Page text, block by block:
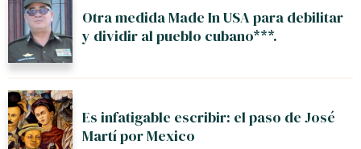
Otra medida Made In USA para debilitar
y dividir al pueblo cubano***.
Es infatigable escribir: el paso de José
Martí por Mexico